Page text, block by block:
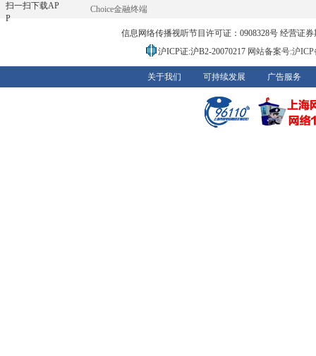
扫一扫下载AP
P
Choice金融终端
信息网络传播视听节目许可证：0908328号 经营证
沪ICP证:沪B2-20070217 网站备案号:沪
关于我们 可持续发展 广告服务